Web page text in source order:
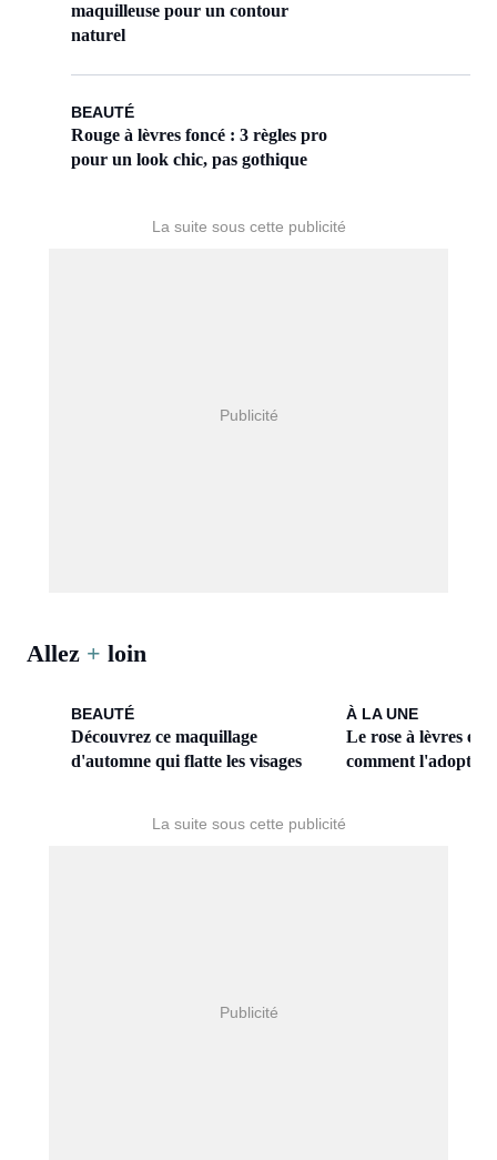
maquilleuse pour un contour
naturel
BEAUTÉ
Rouge à lèvres foncé : 3 règles pro
pour un look chic, pas gothique
Allez + loin
BEAUTÉ
Découvrez ce maquillage
d'automne qui flatte les visages
À LA UNE
Le rose à lèvres est
comment l'adopter